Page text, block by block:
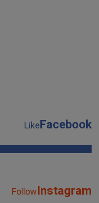
LikeFacebook
FollowInstagram